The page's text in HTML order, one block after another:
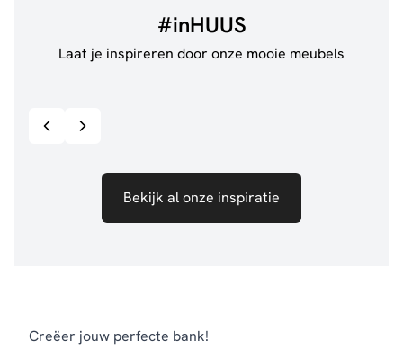
#inHUUS
Laat je inspireren door onze mooie meubels
Bekijk al onze inspiratie
Creëer jouw perfecte bank!